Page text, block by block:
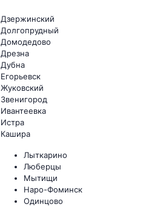
Дзержинский
Долгопрудный
Домодедово
Дрезна
Дубна
Егорьевск
Жуковский
Звенигород
Ивантеевка
Истра
Кашира
Лыткарино
Люберцы
Мытищи
Наро-Фоминск
Одинцово